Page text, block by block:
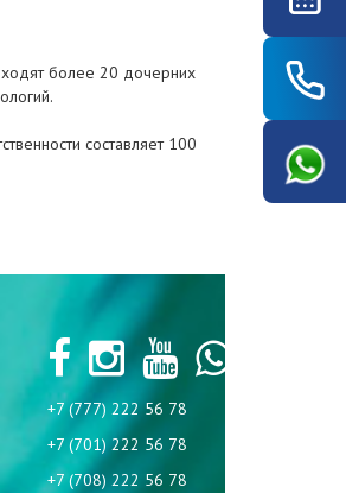
более 20 дочерних
составляет 100
+7 (777) 222 56 78
+7 (701) 222 56 78
+7 (708) 222 56 78